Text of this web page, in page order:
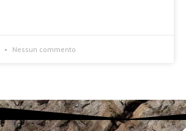
Nessun commento